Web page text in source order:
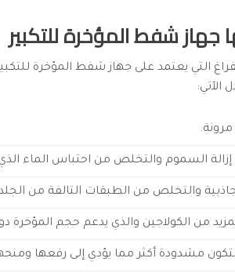
شفط المؤخرة للتكبير
التي يعتمد على جهاز شفط المؤخرة
الآتي:
إزالة السموم والتخلص من احتباس الماء
والتخلص من الطبقات التالفة من
من الكولاجين والذي يدعم حجم المؤخرة
مشدودة أكثر مما يؤدي إلى رفعها